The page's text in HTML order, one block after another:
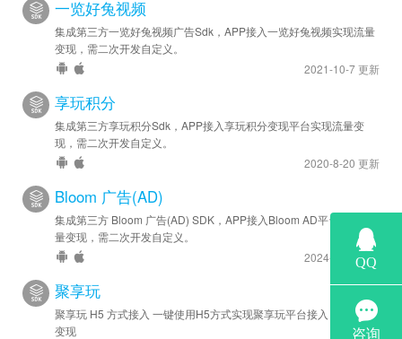
一览好兔视频
集成第三方一览好兔视频广告Sdk，APP接入一览好兔视频实现流量
变现，需二次开发自定义。
2021-10-7 更新
享玩积分
集成第三方享玩积分Sdk，APP接入享玩积分变现平台实现流量变
现，需二次开发自定义。
2020-8-20 更新
Bloom 广告(AD)
集成第三方 Bloom 广告(AD) SDK，APP接入Bloom AD平台实现流
量变现，需二次开发自定义。
2024-6-28 更新
聚享玩
聚享玩 H5 方式接入 一键使用H5方式实现聚享玩平台接入 实现流量
变现